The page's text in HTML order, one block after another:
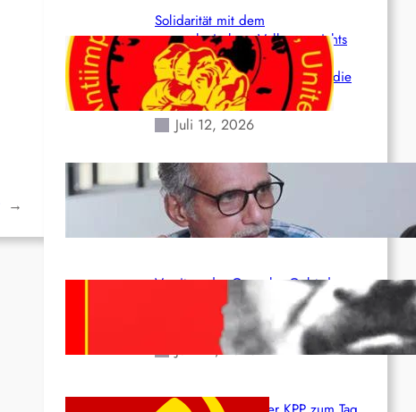
→
Solidarität mit dem
venezolanischem Volk angesichts
der verlorenen Leben und der
katastrophalen Situation durch die
Erdbeben des 24. Juni!
Juli 12, 2026
Indien: „Die Politik der
Kapitulation“ von K. Murali (Ajith)
Juli 1, 2026
Vorsitzender Gonzalo: Gebt das
Leben für die Partei und die
Juni 19, 2026